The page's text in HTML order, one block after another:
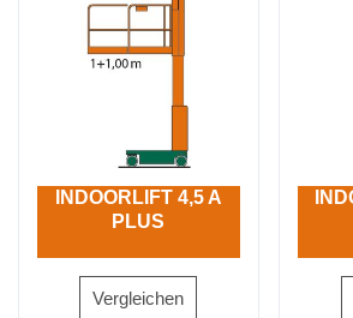
INDOORLIFT 4,5 A
PLUS
Vergleichen